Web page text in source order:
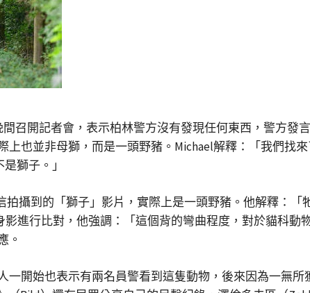
召開記者會，表示柏林警方沒有發現任何東西，警方發
也並非母獅，而是一頭野豬。Michael解釋：「我們找
獅子。」
攝到的「獅子」影片，實際上是一頭野豬。他解釋：「
進行比對，他強調：「這個背的彎曲程度，對於貓科動
。
開始也表示有兩名員警看到這隻動物，後來因為一無所